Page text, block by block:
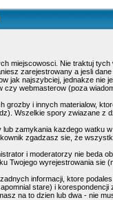
miejscowosci. Nie traktuj
zarejestrowany a jesli
jak najszybciej, jednakze nie
webmasterow (poza
i innych materialow,
Wszelkie spory zwiazane z
zamykania kazdego watku
zgadzasz sie, że
i moderatorzy nie beda
Twojego wyrejestrowania sie
informacji, ktore
stare) i korespondencji
na to dzien lub dwa - nie